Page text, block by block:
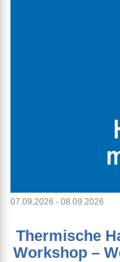
07.09.2026 - 08.09.2026
Thermische
Workshop –